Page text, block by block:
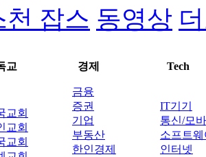
천 잡스 동영상
교 경제 Tech
교회
교회
교회
금융
증권
기업
부동산
한인경제
IT기기
통신/모
소프트웨
인터넷